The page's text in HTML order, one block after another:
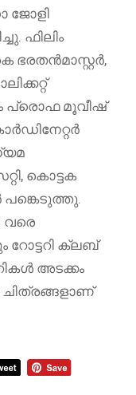
ജോളി
ഫിലിം
ഭരതൻമാസ്റ്റർ,
പ്രൊഫ മൂവീഷ്
കൊട്ടക
വരെ
റോട്ടറി ക്ലബ്
അടക്കം
ചിത്രങ്ങളാണ്